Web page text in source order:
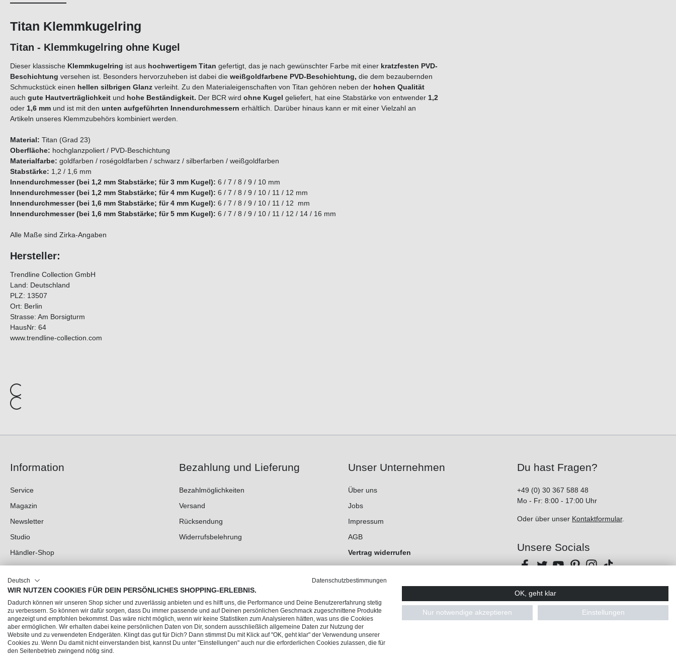
Titan Klemmkugelring
Titan - Klemmkugelring ohne Kugel
Dieser klassische Klemmkugelring ist aus hochwertigem Titan gefertigt, das je nach gewünschter Farbe mit einer kratzfesten PVD-
Beschichtung versehen ist. Besonders hervorzuheben ist dabei die weißgoldfarbene PVD-Beschichtung, die dem bezaubernden
Schmuckstück einen hellen silbrigen Glanz verleiht. Zu den Materialeigenschaften von Titan gehören neben der hohen Qualität
auch gute Hautverträglichkeit und hohe Beständigkeit. Der BCR wird ohne Kugel geliefert, hat eine Stabstärke von entwender 1,2
oder 1,6 mm und ist mit den unten aufgeführten Innendurchmessern erhältlich. Darüber hinaus kann er mit einer Vielzahl an
Artikeln unseres Klemmzubehörs kombiniert werden.
Material: Titan (Grad 23)
Oberfläche: hochglanzpoliert / PVD-Beschichtung
Materialfarbe: goldfarben / roségoldfarben / schwarz / silberfarben / weißgoldfarben
Stabstärke: 1,2 / 1,6 mm
Innendurchmesser (bei 1,2 mm Stabstärke; für 3 mm Kugel): 6 / 7 / 8 / 9 / 10 mm
Innendurchmesser (bei 1,2 mm Stabstärke; für 4 mm Kugel): 6 / 7 / 8 / 9 / 10 / 11 / 12 mm
Innendurchmesser(bei 1,6 mm Stabstärke; für 4 mm Kugel): 6 / 7 / 8 / 9 / 10 / 11 / 12 mm
Innendurchmesser (bei 1,6 mm Stabstärke; für 5 mm Kugel): 6 / 7 / 8 / 9 / 10 / 11 / 12 / 14 / 16 mm
Alle Maße sind Zirka-Angaben
Hersteller:
Trendline Collection GmbH
Land: Deutschland
PLZ: 13507
Ort: Berlin
Strasse: Am Borsigturm
HausNr: 64
www.trendline-collection.com
Information
Service
Magazin
Newsletter
Studio
Händler-Shop
Bezahlung und Lieferung
Bezahlmöglichkeiten
Versand
Rücksendung
Widerrufsbelehrung
Unser Unternehmen
Über uns
Jobs
Impressum
AGB
Vertrag widerrufen
Datenschutz
Cookie-Einstellungen
Du hast Fragen?
+49 (0) 30 367 588 48
Mo - Fr: 8:00 - 17:00 Uhr
Oder über unser Kontaktformular.
Unsere Socials
© 2026 Trendline direkt GmbH & Co. KG – Alle Rechte vorbehalten
* Alle Preise inkl. gesetzl. Mehrwertsteuer zzgl.
Deutsch Datenschutzbestimmungen
WIR NUTZEN COOKIES FÜR DEIN PERSÖNLICHES SHOPPING-ERLEBNIS.
Dadurch können wir unseren Shop sicher und zuverlässig anbieten und es hilft uns, die Performance und Deine Benutzererfahrung stetig
zu verbessern. So können wir dafür sorgen, dass Du immer passende und auf Deinen persönlichen Geschmack zugeschnittene Produkte
angezeigt und empfohlen bekommst. Das wäre nicht möglich, wenn wir keine Statistiken zum Analysieren hätten, was uns die Cookies
aber ermöglichen. Wir erhalten dabei keine persönlichen Daten von Dir, sondern ausschließlich allgemeine Daten zur Nutzung der
Website und zu verwendeten Endgeräten. Klingt das gut für Dich? Dann stimmst Du mit Klick auf "OK, geht klar" der Verwendung unserer
Cookies zu. Wenn Du damit nicht einverstanden bist, kannst Du unter "Einstellungen" auch nur die erforderlichen Cookies zulassen, die für
den Seitenbetrieb zwingend nötig sind.
OK, geht klar
Nur notwendige akzeptieren Einstellungen